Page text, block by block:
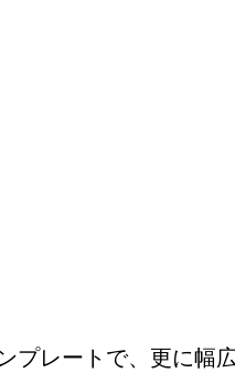
プレートで、更に幅